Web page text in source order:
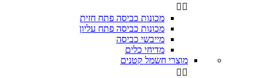
 
מכונות כביסה פתח חזית
מכונות כביסה פתח עליון
מייבשי כביסה
מדיחי כלים
מוצרי חשמל קטנים
 